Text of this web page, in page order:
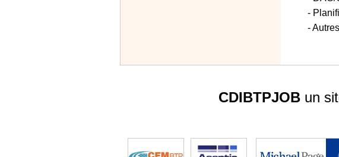
-
-
CDIBTPJOBun